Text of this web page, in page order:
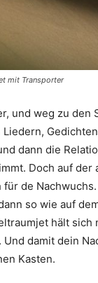
mit Transporter
und weg zu den
Liedern,
dann die
Doch auf
für de
so wie auf
hält
Und damit dein
Kasten.